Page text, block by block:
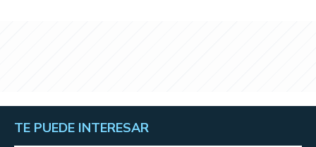
TE PUEDE INTERESAR